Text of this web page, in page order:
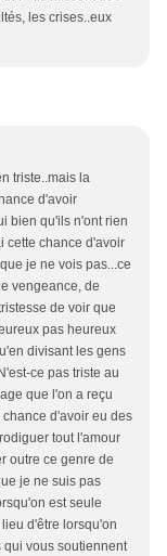
les crises..eux
triste..mais la
d'avoir
bien qu'ils n'ont rien
cette chance d'avoir
je ne vois pas...ce
vengeance, de
de voir que
pas heureux
divisant les gens
ce pas triste au
que l'on a reçu
d'avoir eu des
tout l'amour
outre ce genre de
je ne suis pas
est seule
d'être lorsqu'on
qui vous soutiennent